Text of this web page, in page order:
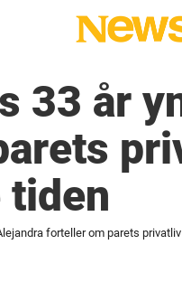
33 år
forteller om parets